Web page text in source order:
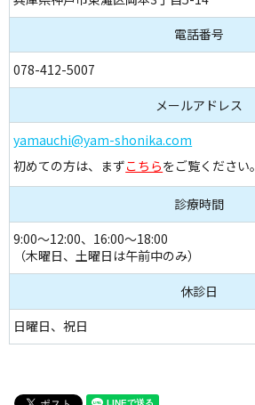
電話番号
078-412-5007
メールアドレス
yamauchi@yam-shonika.com
初めての方は、まずこちらをご覧ください。
診療時間
9:00～12:00、16:00～18:00
（木曜日、土曜日は午前中のみ）
休診日
日曜日、祝日